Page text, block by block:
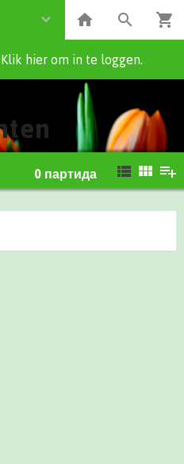
hier om in te loggen.
0 партида